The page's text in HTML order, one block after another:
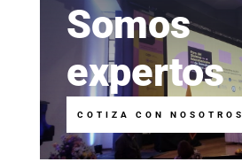
Somos
expertos
COTIZA CON NOSOTROS